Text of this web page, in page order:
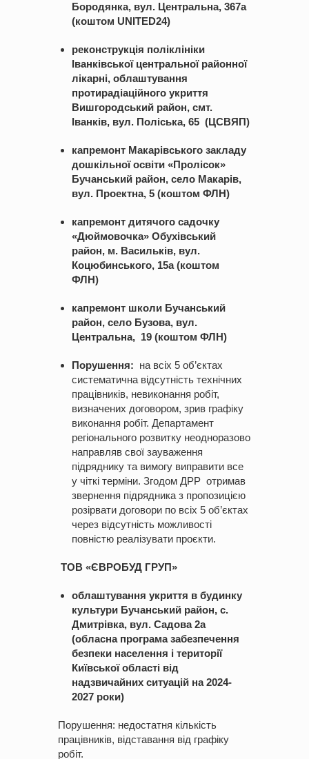
Бородянка, вул. Центральна, 367а
(коштом UNITED24)
реконструкція поліклініки
Іванківської центральної районної
лікарні, облаштування
протирадіаційного укриття
Вишгородський район, смт.
Іванків, вул. Поліська, 65 (ЦСВЯП)
капремонт Макарівського закладу
дошкільної освіти «Пролісок»
Бучанський район, село Макарів,
вул. Проектна, 5 (коштом ФЛН)
капремонт дитячого садочку
«Дюймовочка» Обухівський
район, м. Васильків, вул.
Коцюбинського, 15а (коштом
ФЛН)
капремонт школи Бучанський
район, село Бузова, вул.
Центральна, 19 (коштом ФЛН)
Порушення: на всіх 5 об’єктах
систематична відсутність технічних
працівників, невиконання робіт,
визначених договором, зрив графіку
виконання робіт. Департамент
регіонального розвитку неодноразово
направляв свої зауваження
підряднику та вимогу виправити все
у чіткі терміни. Згодом ДРР отримав
звернення підрядника з пропозицією
розірвати договори по всіх 5 об’єктах
через відсутність можливості
повністю реалізувати проєкти.
ТОВ «ЄВРОБУД ГРУП»
облаштування укриття в будинку
культури Бучанський район, с.
Дмитрівка, вул. Садова 2а
(обласна програма забезпечення
безпеки населення і території
Київської області від
надзвичайних ситуацій на 2024-
2027 роки)
Порушення: недостатня кількість
працівників, відставання від графіку
робіт.